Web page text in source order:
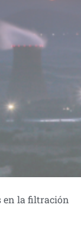
en la filtración